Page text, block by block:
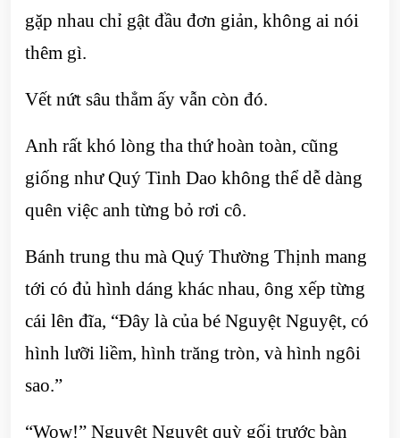
gặp nhau chỉ gật đầu đơn giản, không ai nói
thêm gì.
Vết nứt sâu thẳm ấy vẫn còn đó.
Anh rất khó lòng tha thứ hoàn toàn, cũng
giống như Quý Tinh Dao không thể dễ dàng
quên việc anh từng bỏ rơi cô.
Bánh trung thu mà Quý Thường Thịnh mang
tới có đủ hình dáng khác nhau, ông xếp từng
cái lên đĩa, “Đây là của bé Nguyệt Nguyệt, có
hình lưỡi liềm, hình trăng tròn, và hình ngôi
sao.”
“Wow!” Nguyệt Nguyệt quỳ gối trước bàn